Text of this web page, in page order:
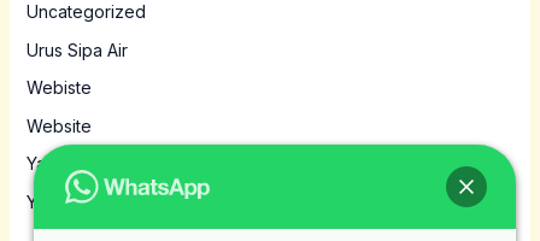
Uncategorized
Urus Sipa Air
Webiste
Website
Yayasan
Yayasan MBG